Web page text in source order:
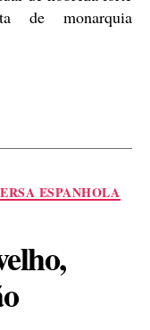
de monarquia
de
pai,
Jorge
Manrique,
uma
ESPANHOLA